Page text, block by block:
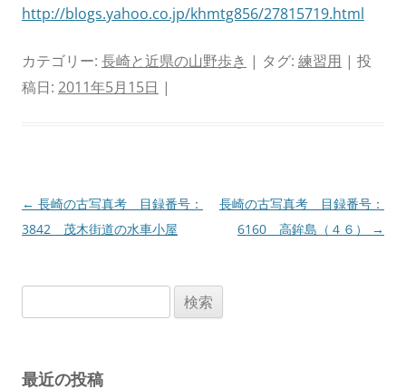
http://blogs.yahoo.co.jp/khmtg856/27815719.html
カテゴリー: 長崎と近県の山野歩き | タグ: 練習用 | 投
稿日: 2011年5月15日 |
投
稿
ョ
← 長崎の古写真考 目録番号：
3842 茂木街道の水車小屋
長崎の古写真考 目録番号：
6160 高鉾島（４６）
→
索:
最近の投稿